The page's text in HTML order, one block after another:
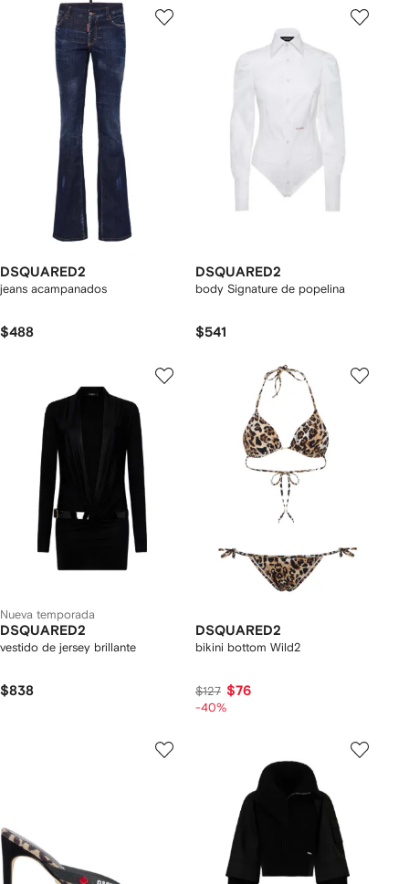
DSQUARED2
jeans acampanados
$488
DSQUARED2
body Signature de popelina
$541
Nueva temporada
DSQUARED2
vestido de jersey brillante
$838
DSQUARED2
bikini bottom Wild2
$127 $76
-40%